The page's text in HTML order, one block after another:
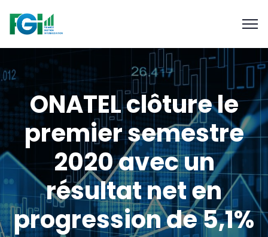
ONATEL clôture le
premier semestre
2020 avec un
résultat net en
progression de 5,1%